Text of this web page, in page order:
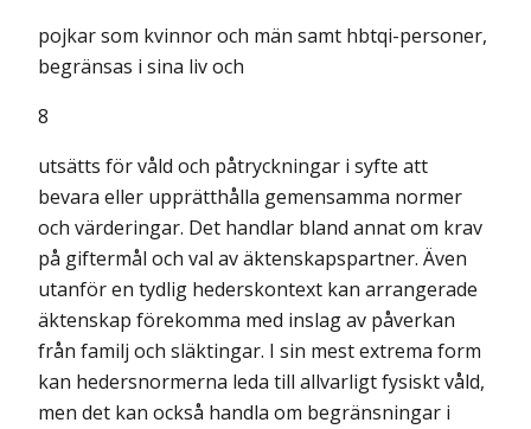
pojkar som kvinnor och män samt hbtqi-personer,
begränsas i sina liv och
8
utsätts för våld och påtryckningar i syfte att
bevara eller upprätthålla gemensamma normer
och värderingar. Det handlar bland annat om krav
på giftermål och val av äktenskapspartner. Även
utanför en tydlig hederskontext kan arrangerade
äktenskap förekomma med inslag av påverkan
från familj och släktingar. I sin mest extrema form
kan hedersnormerna leda till allvarligt fysiskt våld,
men det kan också handla om begränsningar i